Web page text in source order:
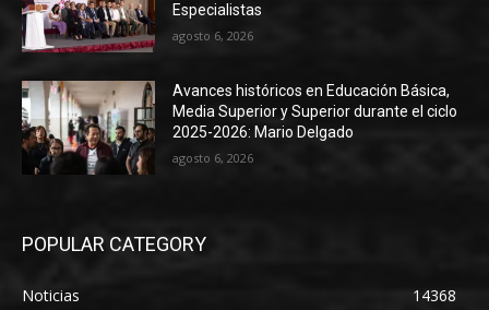
Especialistas
agosto 6, 2026
Avances históricos en Educación Básica,
Media Superior y Superior durante el ciclo
2025-2026: Mario Delgado
agosto 6, 2026
POPULAR CATEGORY
Noticias
14368